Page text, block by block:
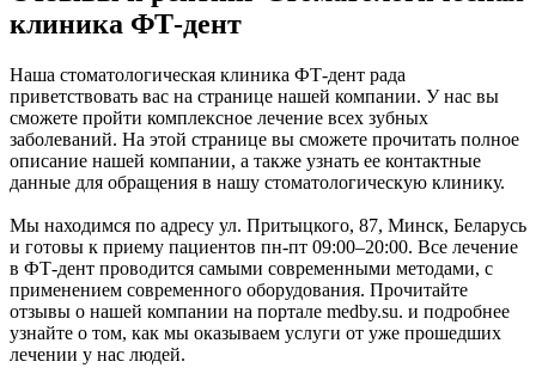
клиника ФТ-дент
Наша стоматологическая клиника ФТ-дент рада
приветствовать вас на странице нашей компании. У нас вы
сможете пройти комплексное лечение всех зубных
заболеваний. На этой странице вы сможете прочитать полное
описание нашей компании, а также узнать ее контактные
данные для обращения в нашу стоматологическую клинику.
Мы находимся по адресу ул. Притыцкого, 87, Минск, Беларусь
и готовы к приему пациентов пн-пт 09:00–20:00. Все лечение
в ФТ-дент проводится самыми современными методами, с
применением современного оборудования. Прочитайте
отзывы о нашей компании на портале medby.su. и подробнее
узнайте о том, как мы оказываем услуги от уже прошедших
лечении у нас людей.